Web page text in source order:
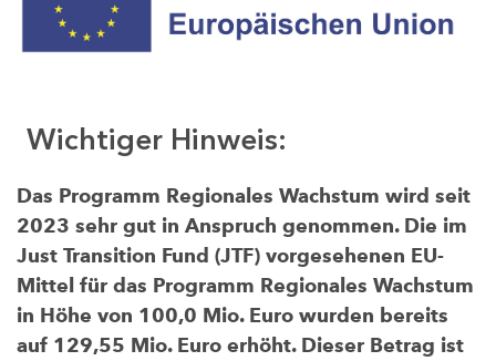
Wichtiger Hinweis:
Das Programm Regionales Wachstum wird seit
2023 sehr gut in Anspruch genommen. Die im
Just Transition Fund (JTF) vorgesehenen EU-
Mittel für das Programm Regionales Wachstum
in Höhe von 100,0 Mio. Euro wurden bereits
auf 129,55 Mio. Euro erhöht. Dieser Betrag ist